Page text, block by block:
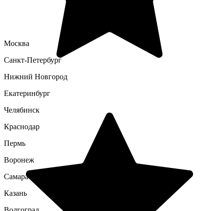
Москва
Санкт-Петербург
Нижний Новгород
Екатеринбург
Челябинск
Краснодар
Пермь
Воронеж
Самара
Казань